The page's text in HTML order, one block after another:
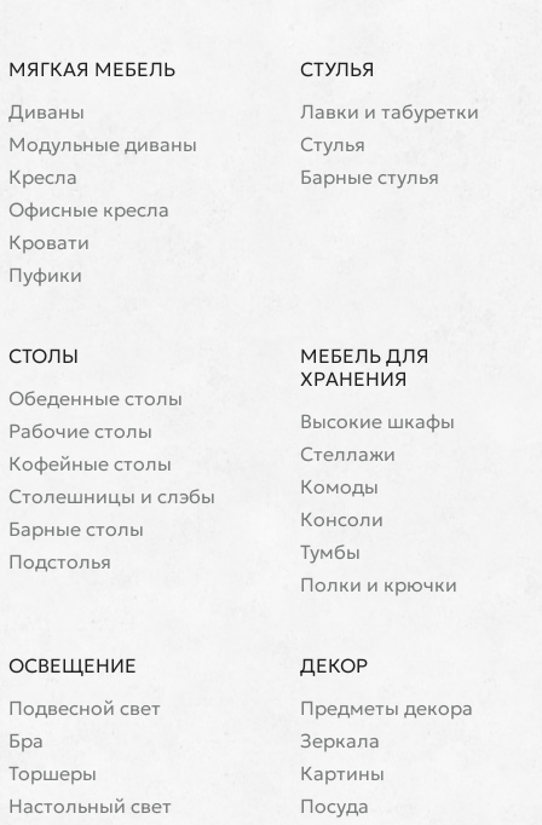
МЯГКАЯ МЕБЕЛЬ
Диваны
Модульные диваны
Кресла
Офисные кресла
Кровати
Пуфики
СТУЛЬЯ
Лавки и табуретки
Стулья
Барные стулья
СТОЛЫ
Обеденные столы
Рабочие столы
Кофейные столы
Cтолешницы и слэбы
Барные столы
Подстолья
МЕБЕЛЬ ДЛЯ
ХРАНЕНИЯ
Высокие шкафы
Стеллажи
Комоды
Консоли
Тумбы
Полки и крючки
ОСВЕЩЕНИЕ
Подвесной свет
Бра
Торшеры
Настольный свет
ДЕКОР
Предметы декора
Зеркала
Картины
Посуда